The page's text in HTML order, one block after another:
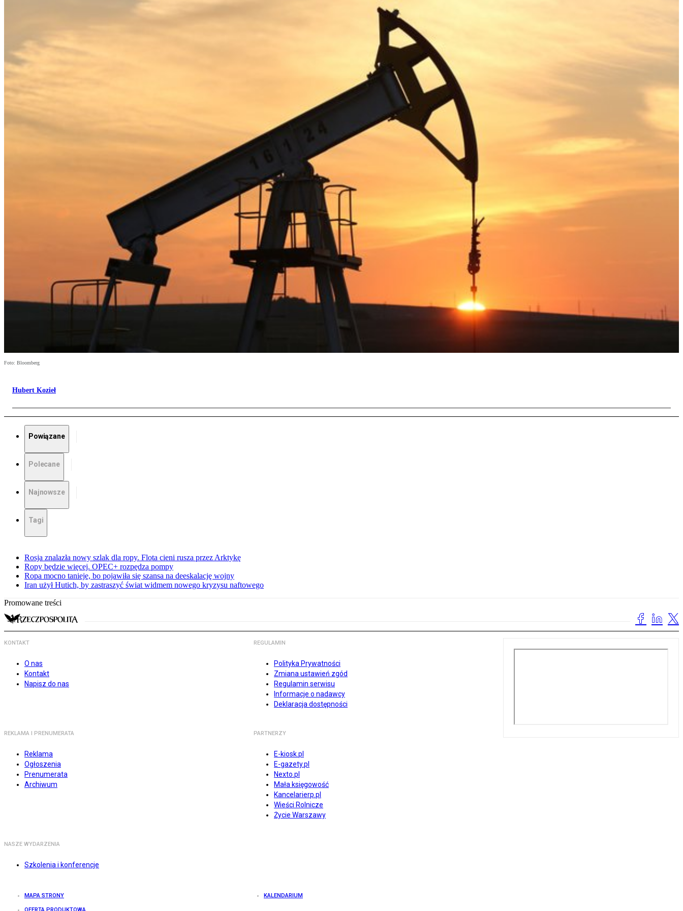
Foto: Bloomberg
Hubert Kozieł
Powiązane
Polecane
Najnowsze
Tagi
Rosja znalazła nowy szlak dla ropy. Flota cieni rusza przez Arktykę
Ropy będzie więcej. OPEC+ rozpędza pompy
Ropa mocno tanieje, bo pojawiła się szansa na deeskalację wojny
Iran użył Hutich, by zastraszyć świat widmem nowego kryzysu naftowego
Promowane treści
KONTAKT
O nas
Kontakt
Napisz do nas
REGULAMIN
Polityka Prywatności
Zmiana ustawień zgód
Regulamin serwisu
Informacje o nadawcy
Deklaracja dostępności
REKLAMA I PRENUMERATA
Reklama
Ogłoszenia
Prenumerata
Archiwum
PARTNERZY
E-kiosk.pl
E-gazety.pl
Nexto.pl
Mała księgowość
Kancelarierp.pl
Wieści Rolnicze
Życie Warszawy
NASZE WYDARZENIA
Szkolenia i konferencje
MAPA STRONY KALENDARIUM